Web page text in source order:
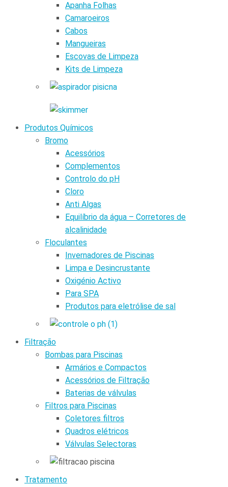
Apanha Folhas
Camaroeiros
Cabos
Mangueiras
Escovas de Limpeza
Kits de Limpeza
Produtos Químicos
Bromo
Acessórios
Complementos
Controlo do pH
Cloro
Anti Algas
Equilíbrio da água – Corretores de
alcalinidade
Floculantes
Invernadores de Piscinas
Limpa e Desincrustante
Oxigénio Activo
Para SPA
Produtos para eletrólise de sal
Filtração
Bombas para Piscinas
Armários e Compactos
Acessórios de Filtração
Baterias de válvulas
Filtros para Piscinas
Coletores filtros
Quadros elétricos
Válvulas Selectoras
Tratamento